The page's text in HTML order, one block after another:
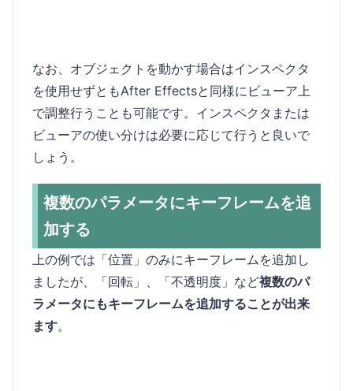
なお、オブジェクトを動かす場合はインスペクタ
を使用せずともAfter Effectsと同様にビューア上
で調整行うことも可能です。インスペクタまたは
ビューアの使い分けは必要に応じて行うと良いで
しょう。
複数のパラメータにキーフレームを追
加する
上の例では「位置」のみにキーフレームを追加し
ましたが、「回転」、「不透明度」など複数のパ
ラメータにもキーフレームを追加することが出来
ます。